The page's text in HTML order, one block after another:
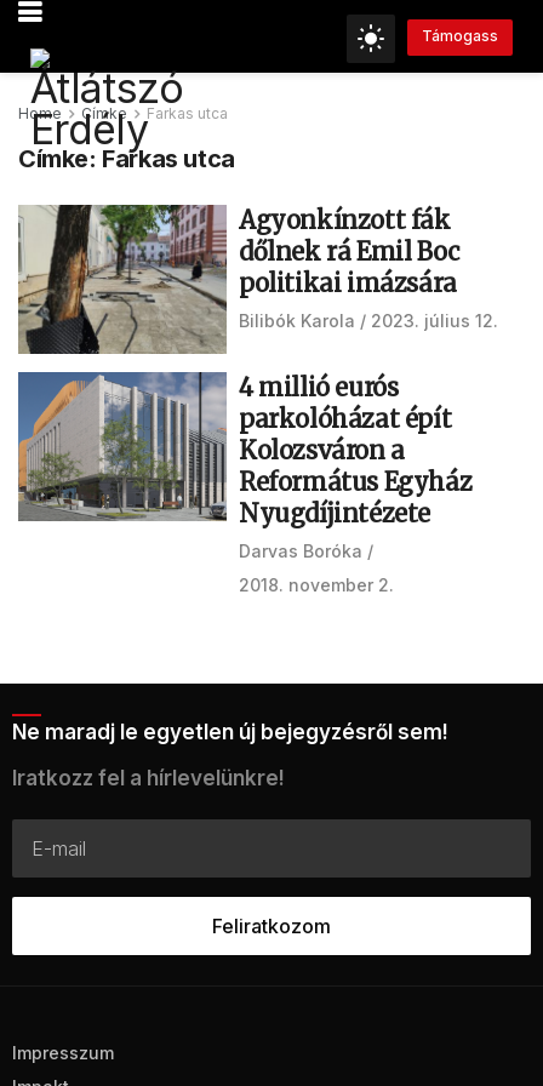
Támogass
Home Címke Farkas utca
Címke: Farkas utca
Agyonkínzott fák
dőlnek rá Emil Boc
politikai imázsára
Bilibók Karola 2023. július 12.
4 millió eurós
parkolóházat épít
Kolozsváron a
Református Egyház
Nyugdíjintézete
Darvas Boróka
2018. november 2.
Ne maradj le egyetlen új bejegyzésről sem!
Iratkozz fel a hírlevelünkre!
Impresszum